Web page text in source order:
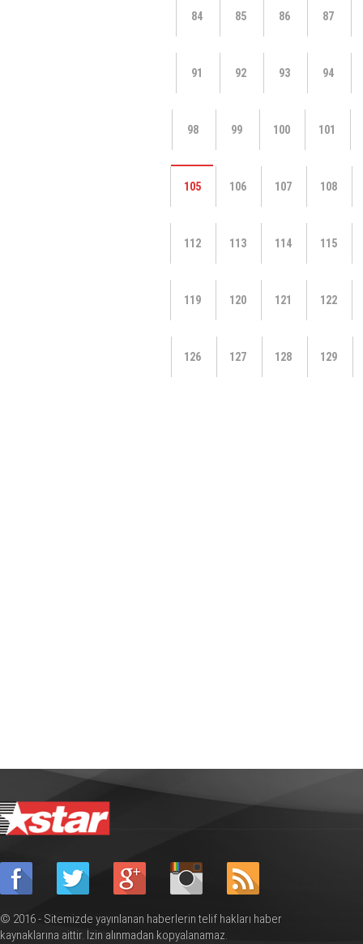
84 85 86 87
91 92 93 94
98 99 100 101
105 106 107 108
112 113 114 115
119 120 121 122
126 127 128 129
© 2016 - Sitemizde yayınlanan haberlerin telif hakları haber
kaynaklarına aittir. İzin alınmadan kopyalanamaz.